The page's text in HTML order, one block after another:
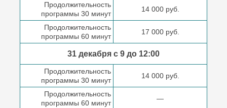
Продолжительность
программы 30 минут
14 000 руб.
Продолжительность
программы 60 минут
17 000 руб.
31 декабря с 9 до 12:00
Продолжительность
программы 30 минут
14 000 руб.
Продолжительность
программы 60 минут
—